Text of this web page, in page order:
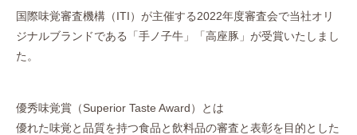
国際味覚審査機構（ITI）が主催する2022年度審査会で当社オリ
ジナルブランドである「手ノ子牛」「高座豚」が受賞いたしまし
た。
優秀味覚賞（Superior Taste Award）とは
優れた味覚と品質を持つ食品と飲料品の審査と表彰を目的とした